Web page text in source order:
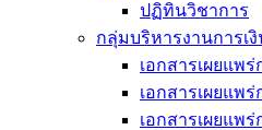
ปฏิทินวิชาการ
กลุ่มบริหารงานการเ
เอกสารเผยแพ
เอกสารเผยแพ
เอกสารเผยแพ